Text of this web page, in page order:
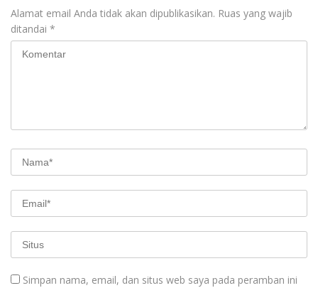
Alamat email Anda tidak akan dipublikasikan. Ruas yang wajib
ditandai *
Simpan nama, email, dan situs web saya pada peramban ini